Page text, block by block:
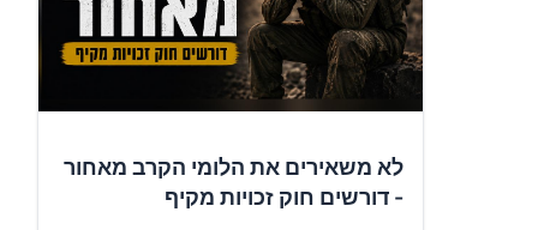
לא משאירים את הלומי הקרב מאחור
- דורשים חוק זכויות מקיף